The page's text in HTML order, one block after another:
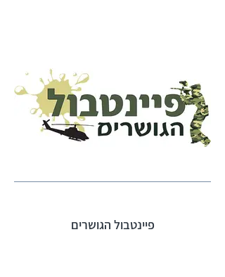
פיינטבול הגושרים